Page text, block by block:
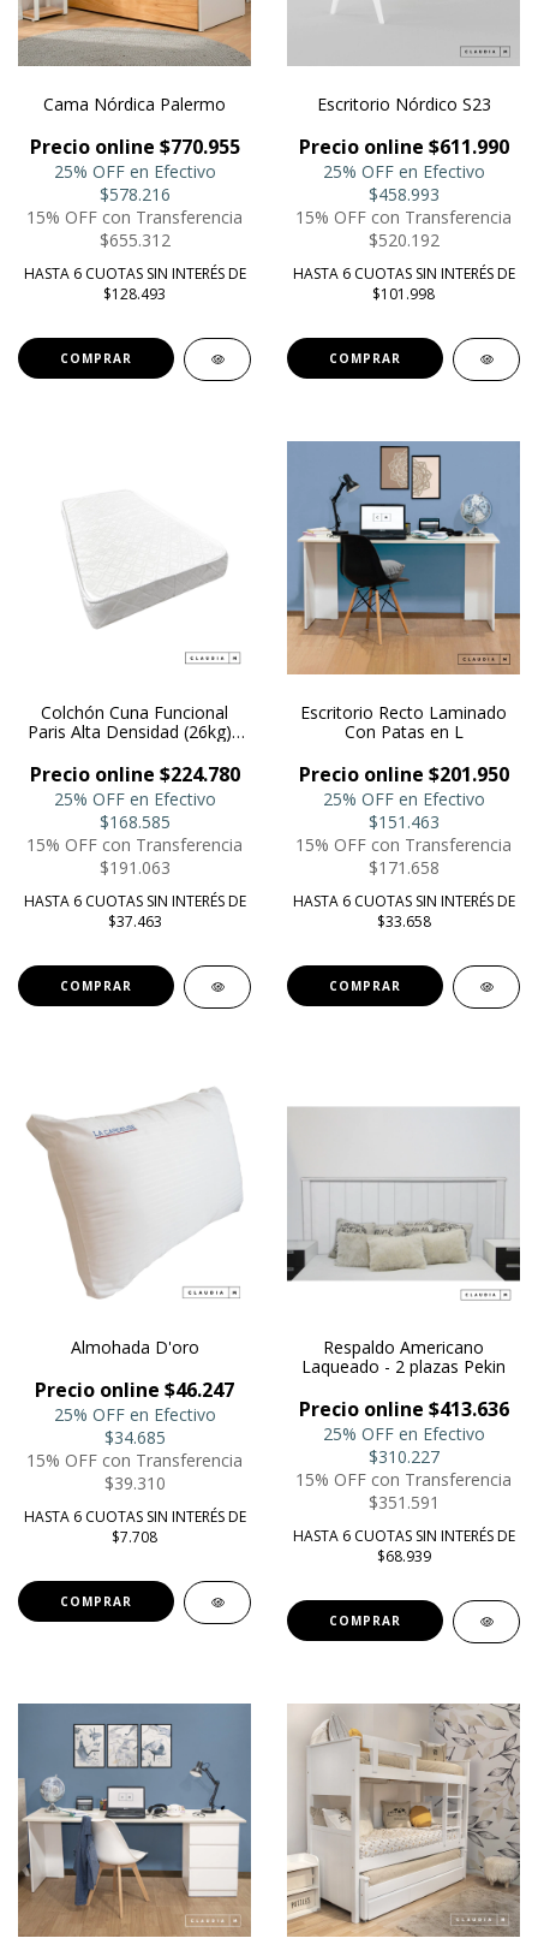
Cama Nórdica Palermo
Precio online $770.955
25% OFF en Efectivo
$578.216
15% OFF con Transferencia
$655.312
HASTA 6 CUOTAS SIN INTERÉS DE
$128.493
COMPRAR
Escritorio Nórdico S23
Precio online $611.990
25% OFF en Efectivo
$458.993
15% OFF con Transferencia
$520.192
HASTA 6 CUOTAS SIN INTERÉS DE
$101.998
COMPRAR
Colchón Cuna Funcional
Paris Alta Densidad (26kg) -
Precio online $224.780
25% OFF en Efectivo
$168.585
15% OFF con Transferencia
$191.063
HASTA 6 CUOTAS SIN INTERÉS DE
$37.463
Escritorio Recto Laminado
Con Patas en L
Precio online $201.950
25% OFF en Efectivo
$151.463
15% OFF con Transferencia
$171.658
HASTA 6 CUOTAS SIN INTERÉS DE
$33.658
COMPRAR
Almohada D'oro
Precio online $46.247
25% OFF en Efectivo
$34.685
15% OFF con Transferencia
$39.310
HASTA 6 CUOTAS SIN INTERÉS DE
$7.708
COMPRAR
Respaldo Americano
Laqueado - 2 plazas Pekin
Precio online $413.636
25% OFF en Efectivo
$310.227
15% OFF con Transferencia
$351.591
HASTA 6 CUOTAS SIN INTERÉS DE
$68.939
COMPRAR